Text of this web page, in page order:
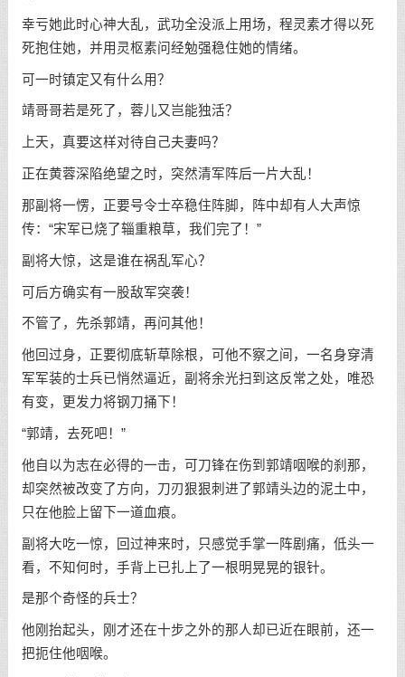
幸亏她此时心神大乱，武功全没派上用场，程灵素才得以死
死抱住她，并用灵枢素问经勉强稳住她的情绪。
可一时镇定又有什么用？
靖哥哥若是死了，蓉儿又岂能独活？
上天，真要这样对待自己夫妻吗？
正在黄蓉深陷绝望之时，突然清军阵后一片大乱！
那副将一愣，正要号令士卒稳住阵脚，阵中却有人大声惊
传：“宋军已烧了辎重粮草，我们完了！”
副将大惊，这是谁在祸乱军心？
可后方确实有一股敌军突袭！
不管了，先杀郭靖，再问其他！
他回过身，正要彻底斩草除根，可他不察之间，一名身穿清
军军装的士兵已悄然逼近，副将余光扫到这反常之处，唯恐
有变，更发力将钢刀捅下！
“郭靖，去死吧！”
他自以为志在必得的一击，可刀锋在伤到郭靖咽喉的刹那，
却突然被改变了方向，刀刃狠狠刺进了郭靖头边的泥土中，
只在他脸上留下一道血痕。
副将大吃一惊，回过神来时，只感觉手掌一阵剧痛，低头一
看，不知何时，手背上已扎上了一根明晃晃的银针。
是那个奇怪的兵士？
他刚抬起头，刚才还在十步之外的那人却已近在眼前，还一
把扼住他咽喉。